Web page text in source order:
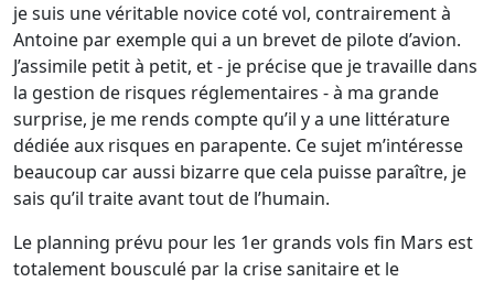
je suis une véritable novice coté vol, contrairement à
Antoine par exemple qui a un brevet de pilote d’avion.
J’assimile petit à petit, et - je précise que je travaille dans
la gestion de risques réglementaires - à ma grande
surprise, je me rends compte qu’il y a une littérature
dédiée aux risques en parapente. Ce sujet m’intéresse
beaucoup car aussi bizarre que cela puisse paraître, je
sais qu’il traite avant tout de l’humain.
Le planning prévu pour les 1er grands vols fin Mars est
totalement bousculé par la crise sanitaire et le